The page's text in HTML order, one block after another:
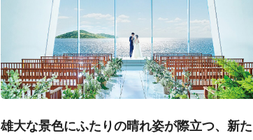
雄大な景色にふたりの晴れ姿が際立つ、新た